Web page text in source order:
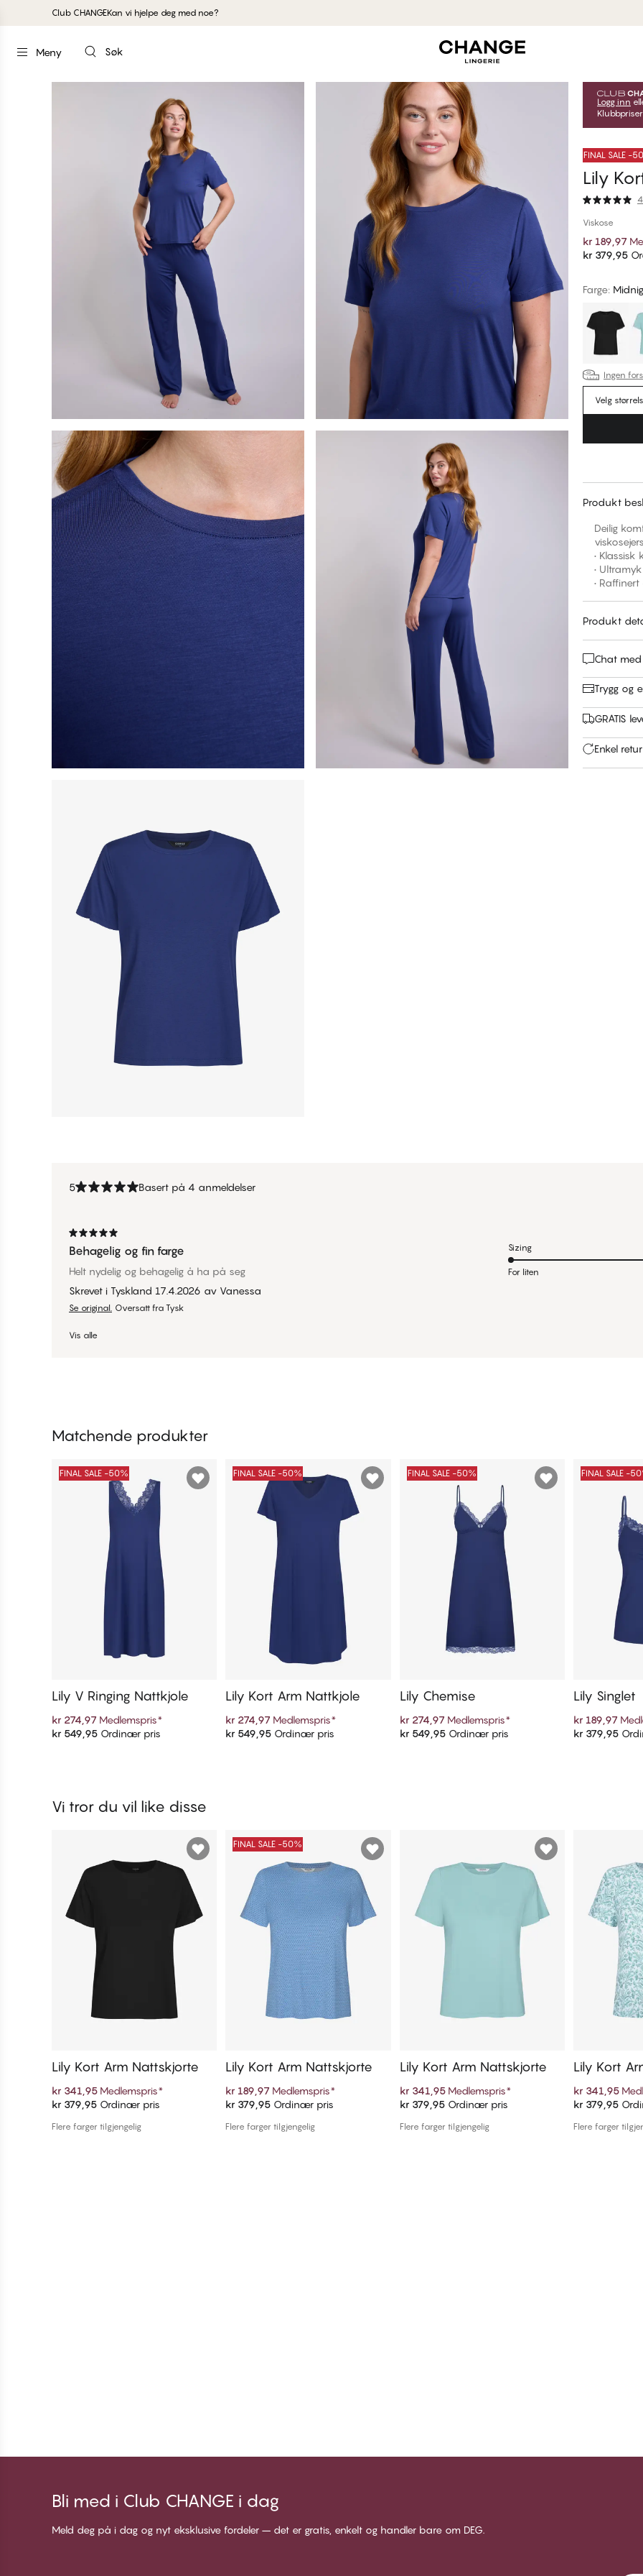
Club CHANGEKan vi hjelpe deg med noe?
Meny Søk
Logg inn
FINAL SALE -
Lily
Viskose
kr 189,97
kr 379,95
Farge:
Ingen
Velg
Produkt
Deilig
•
•
•
Produkt
Chat
Trygg og
GRATIS
Enkel
5 Basert på 4 anmeldelser
Behagelig og fin farge
Helt nydelig og behagelig å ha på seg
Skrevet i Tyskland 17.4.2026 av Vanessa
Se original. Oversatt fra Tysk
Vis alle
Sizing
For liten
Matchende produkter
Legg i handlekurven
FINAL SALE -50%
Lily V Ringing Nattkjole
kr 274,97 Medlemspris*
kr 549,95 Ordinær pris Legg i handlekurven
FINAL SALE -50%
Lily Kort Arm Nattkjole
kr 274,97 Medlemspris*
kr 549,95 Ordinær pris Legg i handlekurven
FINAL SALE -50%
Lily Chemise
kr 274,97 Medlemspris*
kr 549,95Ordinær pris Legg i
FINAL SALE -
Lily Singlet
kr 189,97
kr 379,95
Vi tror du vil like disse
Legg i handlekurven
Lily Kort Arm Nattskjorte
kr 341,95 Medlemspris*
kr 379,95 Ordinær pris
Flere farger tilgjengelig
Legg i handlekurven
FINAL SALE -50%
Lily Kort Arm Nattskjorte
kr 189,97 Medlemspris*
kr 379,95 Ordinær pris
Flere farger tilgjengelig
Legg i handlekurven
Lily Kort Arm Nattskjorte
kr 341,95 Medlemspris*
kr 379,95Ordinær pris
Flere farger tilgjengelig
Legg i
Lily Kort
kr 341,95
kr 379,95
Flere farger
Bli med i Club CHANGE i dag
Meld deg på i dag og nyt eksklusive fordeler – det er gratis, enkelt og handler bare om DEG.